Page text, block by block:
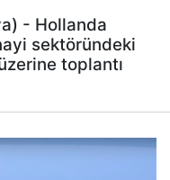
- Hollanda
sektöründeki
toplantı